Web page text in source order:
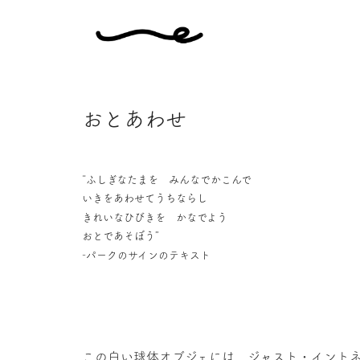
おとあわせ
“ふしぎなたまを みんなでかこんで
いきをあわせてうちならし
きれいなひびきを かなでよう
おとであそぼう”
-パークのサインのテキスト
この白い球体オブジェには、ジャスト・イント